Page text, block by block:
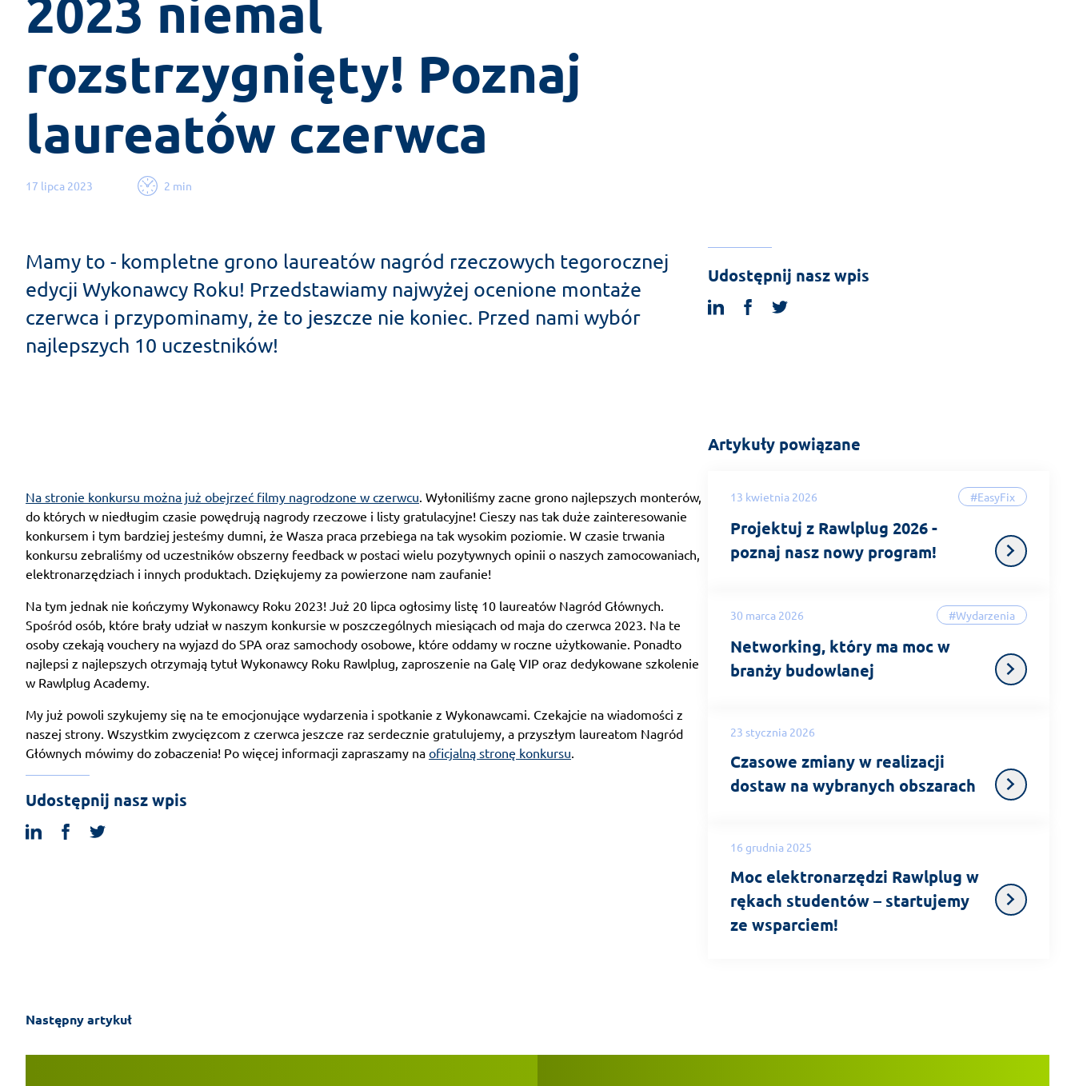
rozstrzygnięty! Poznaj
laureatów czerwca
17 lipca 2023 2 min
Mamy to - kompletne grono laureatów nagród rzeczowych tegorocznej
edycji Wykonawcy Roku! Przedstawiamy najwyżej ocenione montaże
czerwca i przypominamy, że to jeszcze nie koniec. Przed nami wybór
najlepszych 10 uczestników!
Udostępnij nasz wpis
linkedinfacebook
Na stronie konkursu można już obejrzeć filmy nagrodzone w czerwcu . Wyłoniliśmy zacne grono najlepszych monterów,
do których w niedługim czasie powędrują nagrody rzeczowe i listy gratulacyjne! Cieszy nas tak duże zainteresowanie
konkursem i tym bardziej jesteśmy dumni, że Wasza praca przebiega na tak wysokim poziomie. W czasie trwania
konkursu zebraliśmy od uczestników obszerny feedback w postaci wielu pozytywnych opinii o naszych zamocowaniach,
elektronarzędziach i innych produktach. Dziękujemy za powierzone nam zaufanie!
Na tym jednak nie kończymy Wykonawcy Roku 2023! Już 20 lipca ogłosimy listę 10 laureatów Nagród Głównych.
Spośród osób, które brały udział w naszym konkursie w poszczególnych miesiącach od maja do czerwca 2023. Na te
osoby czekają vouchery na wyjazd do SPA oraz samochody osobowe, które oddamy w roczne użytkowanie. Ponadto
najlepsi z najlepszych otrzymają tytuł Wykonawcy Roku Rawlplug, zaproszenie na Galę VIP oraz dedykowane szkolenie
w Rawlplug Academy.
My już powoli szykujemy się na te emocjonujące wydarzenia i spotkanie z Wykonawcami. Czekajcie na wiadomości z
naszej strony. Wszystkim zwycięzcom z czerwca jeszcze raz serdecznie gratulujemy, a przyszłym laureatom Nagród
Głównych mówimy do zobaczenia! Po więcej informacji zapraszamy na oficjalną stronę konkursu
Udostępnij nasz wpis
linkedinfacebook
Artykuły powiązane
13 kwietnia 2026 #EasyFix
Projektuj z Rawlplug 2026 -
poznaj nasz nowy program!
30 marca 2026 #Wydarzenia
Networking, który ma moc w
branży budowlanej
23 stycznia 2026
Czasowe zmiany w realizacji
dostaw na wybranych obszarach
16 grudnia 2025
Moc elektronarzędzi Rawlplug w
rękach studentów – startujemy
ze wsparciem!
Następny artykuł